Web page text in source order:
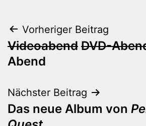
Vorheriger Beitrag
Videoabend DVD-
Abend
Nächster Beitrag
Das neue Album von